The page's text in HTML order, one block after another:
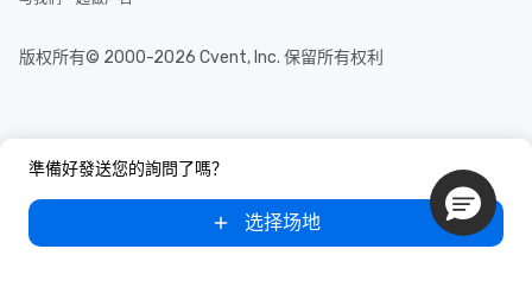
準備好發送您的詢問了嗎？
选择场地
版权所有© 2000-2026 Cvent, Inc. 保留所有权利